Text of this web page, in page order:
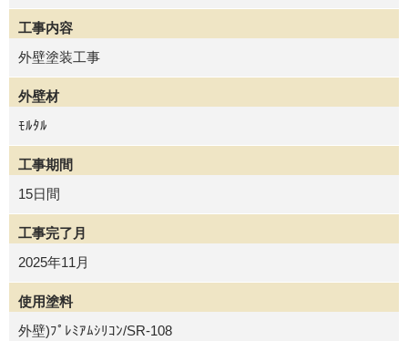
工事内容
外壁塗装工事
外壁材
ﾓﾙﾀﾙ
工事期間
15日間
工事完了月
2025年11月
使用塗料
外壁)ﾌﾟﾚﾐｱﾑｼﾘｺﾝ/SR-108